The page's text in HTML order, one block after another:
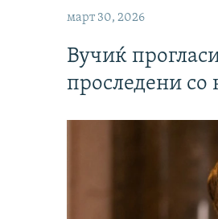
март 30, 2026
Вучиќ
проследени со